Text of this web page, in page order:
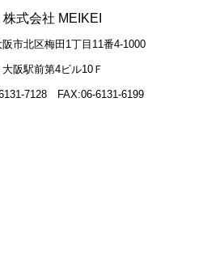
株式会社 MEIKEI
市北区梅田1丁目11番4-1000
大阪駅前第4ビル10Ｆ
7128 FAX:06-6131-6199